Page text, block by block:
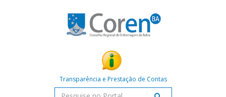
Transparência e Prestação de Contas